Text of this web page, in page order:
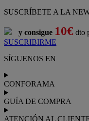
SUSCRÍBETE A LA
y consigue 10€ dto
SUSCRIBIRME
SÍGUENOS EN
CONFORAMA
GUÍA DE COMPRA
ATENCIÓN AL